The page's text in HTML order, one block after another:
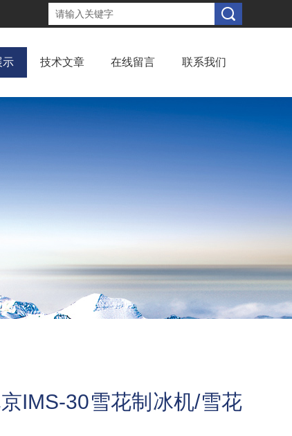
示 技术文章 在线留言 联系我们
IMS-30雪花制冰机/雪花